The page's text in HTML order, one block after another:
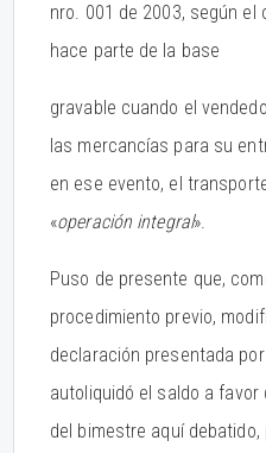
nro. 001 de 2003, según
hace parte de la base
gravable cuando el
las mercancías para su
en ese evento, el
«operación integral».
Puso de presente que,
procedimiento previo,
declaración presentada
autoliquidó el saldo a
del bimestre aquí